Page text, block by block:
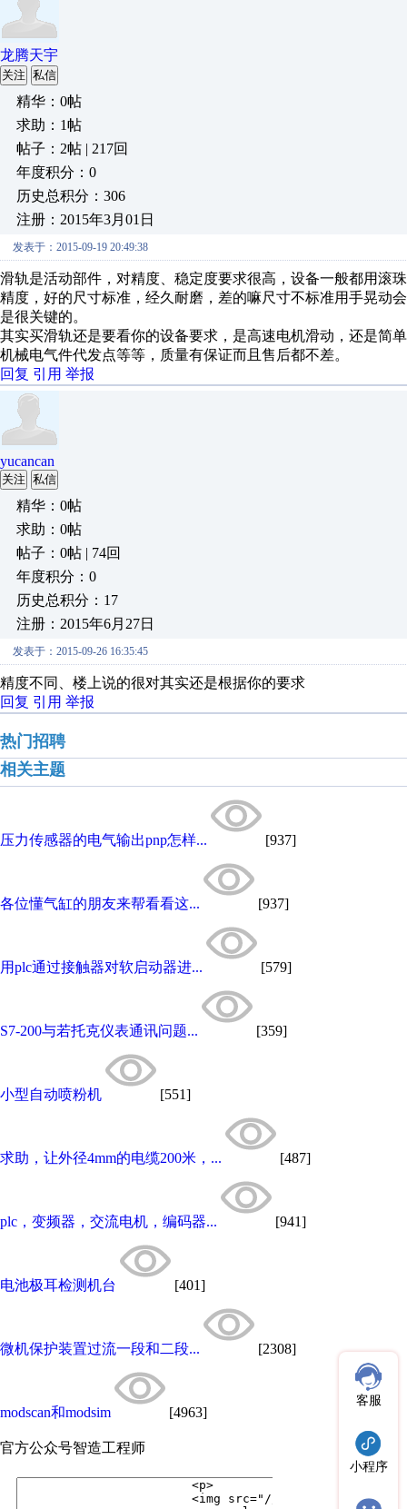
龙腾天宇
关注 私信
精华：0帖
求助：1帖
帖子：2帖 | 217回
年度积分：0
历史总积分：306
注册：2015年3月01日
发表于：2015-09-19 20:49:38
滑轨是活动部件，对精度、稳定度要求很高，设备一般都用滚
精度，好的尺寸标准，经久耐磨，差的嘛尺寸不标准用手晃动
是很关键的。
其实买滑轨还是要看你的设备要求，是高速电机滑动，还是简
机械电气件代发点等等，质量有保证而且售后都不差。
回复 引用 举报
yucancan
关注 私信
精华：0帖
求助：0帖
帖子：0帖 | 74回
年度积分：0
历史总积分：17
注册：2015年6月27日
发表于：2015-09-26 16:35:45
精度不同、楼上说的很对其实还是根据你的要求
回复 引用 举报
热门招聘
相关主题
压力传感器的电气输出pnp怎样... [937]
各位懂气缸的朋友来帮看看这... [937]
用plc通过接触器对软启动器进... [579]
S7-200与若托克仪表通讯问题... [359]
小型自动喷粉机 [551]
求助，让外径4mm的电缆200米，... [487]
plc，变频器，交流电机，编码器... [941]
电池极耳检测机台 [401]
微机保护装置过流一段和二段... [2308]
modscan和modsim [4963]
官方公众号智造工程师
客服
小程序